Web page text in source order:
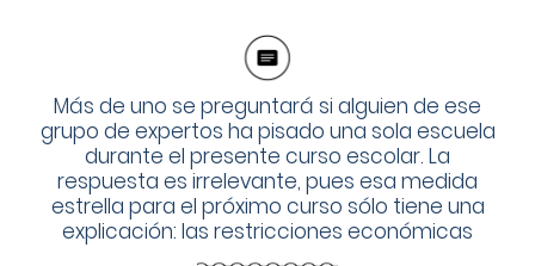
Más de uno se preguntará si alguien de ese
grupo de expertos ha pisado una sola escuela
durante el presente curso escolar. La
respuesta es irrelevante, pues esa medida
estrella para el próximo curso sólo tiene una
explicación: las restricciones económicas